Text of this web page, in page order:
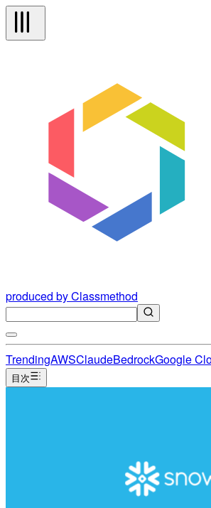
produced by Classmethod
TrendingAWSClaudeBedrockGoogle
目次